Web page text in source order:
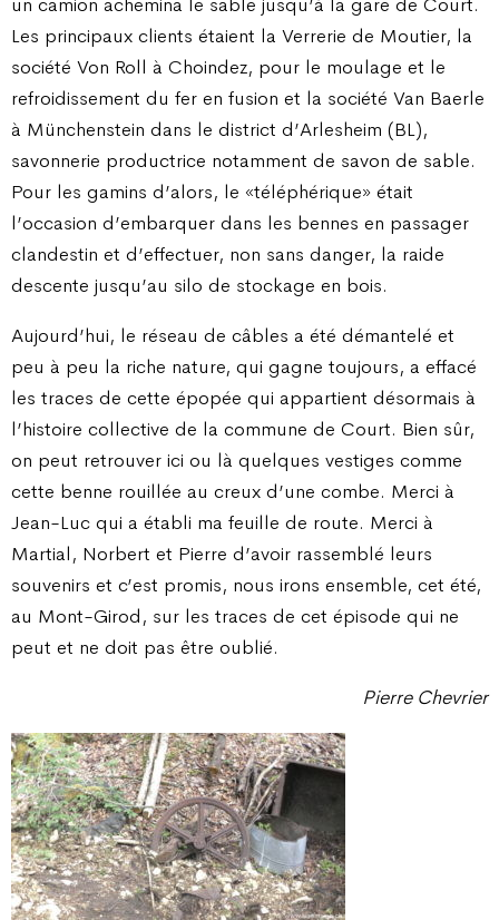
Les principaux clients étaient la Verrerie de Moutier, la
société Von Roll à Choindez, pour le moulage et le
refroidissement du fer en fusion et la société Van Baerle
à Münchenstein dans le district d’Arlesheim (BL),
savonnerie productrice notamment de savon de sable.
Pour les gamins d’alors, le «téléphérique» était
l’occasion d’embarquer dans les bennes en passager
clandestin et d’effectuer, non sans danger, la raide
descente jusqu’au silo de stockage en bois.
Aujourd’hui, le réseau de câbles a été démantelé et
peu à peu la riche nature, qui gagne toujours, a effacé
les traces de cette épopée qui appartient désormais à
l’histoire collective de la commune de Court. Bien sûr,
on peut retrouver ici ou là quelques vestiges comme
cette benne rouillée au creux d’une combe. Merci à
Jean-Luc qui a établi ma feuille de route. Merci à
Martial, Norbert et Pierre d’avoir rassemblé leurs
souvenirs et c’est promis, nous irons ensemble, cet été,
au Mont-Girod, sur les traces de cet épisode qui ne
peut et ne doit pas être oublié.
Pierre Chevrier